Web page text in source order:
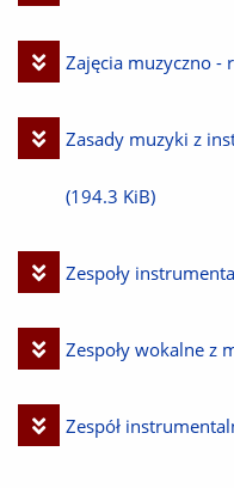
Pobierz
Zajęcia muzyczno -
Pobierz
plik
Zasady muzyki z
(194.3 KiB)
Pobierz
Zespoły
Pobierz
Zespoły wokalne z
Pobierz
Zespół